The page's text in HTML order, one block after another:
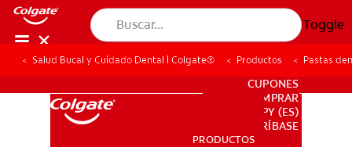
Toggle
PRODUCTOS
PARA PROFESIONALES
CUPONES
DONDE COMPRAR
PY (ES)
SUSCRÍBASE
PRODUCTOS
Salud Bucal y Cuidado Dental | Colgate® Productos Pastas